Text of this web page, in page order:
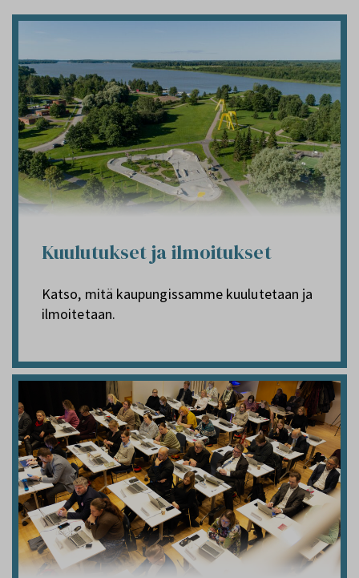
Kuulutukset ja ilmoitukset
Katso, mitä kaupungissamme kuulutetaan ja
ilmoitetaan.